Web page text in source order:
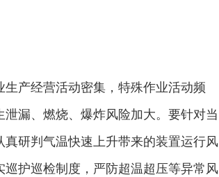
产经营活动密集，特殊作业活动频
漏、燃烧、爆炸风险加大。要针对当
研判气温快速上升带来的装置运行风
护巡检制度，严防超温超压等异常风